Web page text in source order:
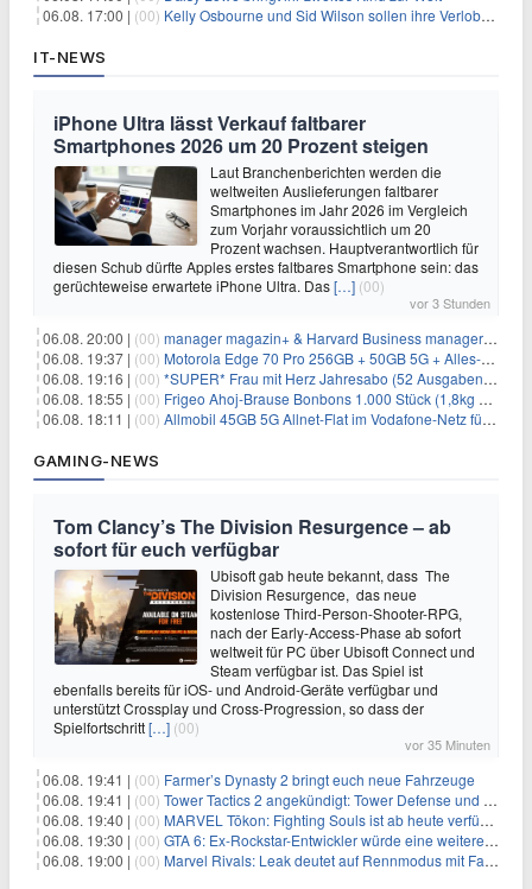
06.08. 17:00 | (00) Kelly Osbourne und Sid Wilson sollen ihre Verlobung gelöst haben
IT-NEWS
iPhone Ultra lässt Verkauf faltbarer
Smartphones 2026 um 20 Prozent steigen
Laut Branchenberichten werden die
weltweiten Auslieferungen faltbarer
Smartphones im Jahr 2026 im Vergleich
zum Vorjahr voraussichtlich um 20
Prozent wachsen. Hauptverantwortlich für
diesen Schub dürfte Apples erstes faltbares Smartphone sein: das
gerüchteweise erwartete iPhone Ultra. Das[…] (00)
vor 3 Stunden
06.08. 20:00 | (00) manager magazin+ & Harvard Business manager+ Digital-Kombi-Abo 1 Monat kostenlos
06.08. 19:37 | (00) Motorola Edge 70 Pro 256GB + 50GB 5G + Alles-Flat im Vodafone-Netz für 19,99€/Monat – eff. 0,61€/Monat
06.08. 19:16 | (00) *SUPER* Frau mit Herz Jahresabo (52 Ausgaben) für 161,40€ + bis zu 150€ Prämie
06.08. 18:55 | (00) Frigeo Ahoj-Brause Bonbons 1.000 Stück (1,8kg Eimer) für 6,29€
06.08. 18:11 | (00) Allmobil 45GB 5G Allnet-Flat im Vodafone-Netz für eff. 5,91€/Monat dank 50€ Wechselbonus + 0€ AG
GAMING-NEWS
Tom Clancy’s The Division Resurgence – ab
sofort für euch verfügbar
Ubisoft gab heute bekannt, dass The
Division Resurgence, das neue
kostenlose Third-Person-Shooter-RPG,
nach der Early-Access-Phase ab sofort
weltweit für PC über Ubisoft Connect und
Steam verfügbar ist. Das Spiel ist
ebenfalls bereits für iOS- und Android-Geräte verfügbar und
unterstützt Crossplay und Cross-Progression, so dass der
Spielfortschritt[…] (00)
vor 35 Minuten
06.08. 19:41 | (00) Farmer’s Dynasty 2 bringt euch neue Fahrzeuge
06.08. 19:41 | (00) Tower Tactics 2 angekündigt: Tower Defense und Deckbuilding Kombo kehrt zurück
06.08. 19:40 | (00) MARVEL Tōkon: Fighting Souls ist ab heute verfügbar
06.08. 19:30 | (00) GTA 6: Ex-Rockstar-Entwickler würde eine weitere Verschiebung nicht überraschen
06.08. 19:00 | (00) Marvel Rivals: Leak deutet auf Rennmodus mit Fahrzeugen hin